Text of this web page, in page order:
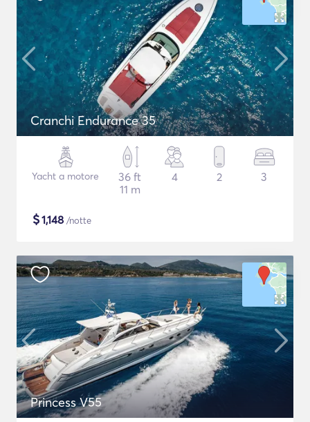
Cranchi Endurance 35
Yacht a motore
36 ft
11 m
4 2 3
$1,148 /notte
Princess V55